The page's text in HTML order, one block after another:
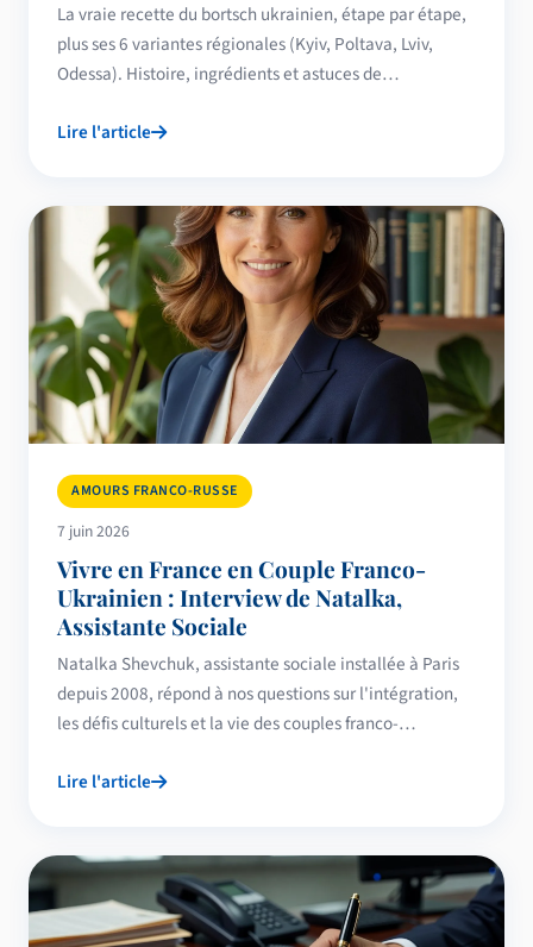
La vraie recette du bortsch ukrainien, étape par étape,
plus ses 6 variantes régionales (Kyiv, Poltava, Lviv,
Odessa). Histoire, ingrédients et astuces de
Lire l'article
AMOURS FRANCO-RUSSE
7 juin 2026
Vivre en France en Couple Franco-
Ukrainien : Interview de Natalka,
Assistante Sociale
Natalka Shevchuk, assistante sociale installée à Paris
depuis 2008, répond à nos questions sur l'intégration,
les défis culturels et la vie des couples franco-
Lire l'article